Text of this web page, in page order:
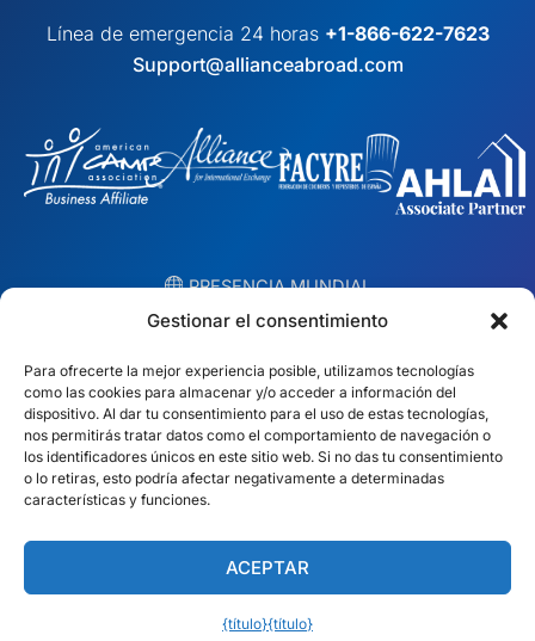
Gestionar el consentimiento
Para ofrecerte la mejor experiencia posible, utilizamos tecnologías
como las cookies para almacenar y/o acceder a información del
dispositivo. Al dar tu consentimiento para el uso de estas tecnologías,
nos permitirás tratar datos como el comportamiento de navegación o
los identificadores únicos en este sitio web. Si no das tu consentimiento
o lo retiras, esto podría afectar negativamente a determinadas
características y funciones.
ACEPTAR
{título}{título}
Línea de emergencia 24 horas +1-866-622-7623
Support@allianceabroad.com
︎ PRESENCIA MUNDIAL
Equipos locales en 10 países
EE.UU.
Dubai
México
España
Irlanda
Polonia
Australia
S. África
Encuentra tu equipo local →
Español (América Latina)